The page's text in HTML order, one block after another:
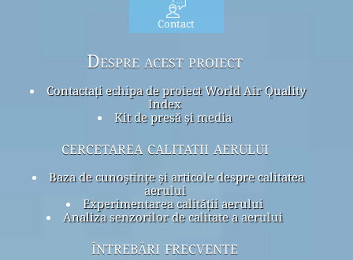
Contact
Despre acest proiect
Contactați echipa de proiect World Air Quality
Index
Kit de presă și media
cercetarea calitatii aerului
Baza de cunoștințe și articole despre calitatea
aerului
Experimentarea calității aerului
Analiza senzorilor de calitate a aerului
întrebări frecvente